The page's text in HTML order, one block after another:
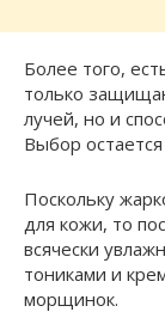
Более того,
только
лучей, но и
Выбор
Поскольку
для кожи, то
всячески
тониками и
морщинок.